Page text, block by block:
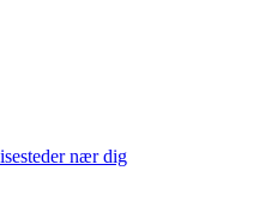
nær dig